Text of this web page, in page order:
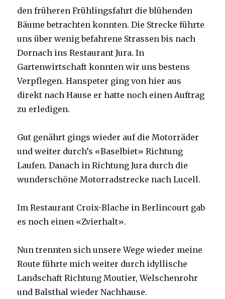
den früheren Frühlingsfahrt die blühenden
Bäume betrachten konnten. Die Strecke führte
uns über wenig befahrene Strassen bis nach
Dornach ins Restaurant Jura. In
Gartenwirtschaft konnten wir uns bestens
Verpflegen. Hanspeter ging von hier aus
direkt nach Hause er hatte noch einen Auftrag
zu erledigen.
Gut genährt gings wieder auf die Motorräder
und weiter durch’s «Baselbiet» Richtung
Laufen. Danach in Richtung Jura durch die
wunderschöne Motorradstrecke nach Lucell.
Im Restaurant Croix-Blache in Berlincourt gab
es noch einen «Zvierhalt».
Nun trennten sich unsere Wege wieder meine
Route führte mich weiter durch idyllische
Landschaft Richtung Moutier, Welschenrohr
und Balsthal wieder Nachhause.